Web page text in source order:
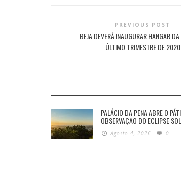
PREVIOUS POST
BEJA DEVERÁ INAUGURAR HANGAR
ÚLTIMO TRIMESTRE DE 2020
PALÁCIO DA PENA ABRE O
OBSERVAÇÃO DO ECLIPSE
Agosto 4, 2026 0